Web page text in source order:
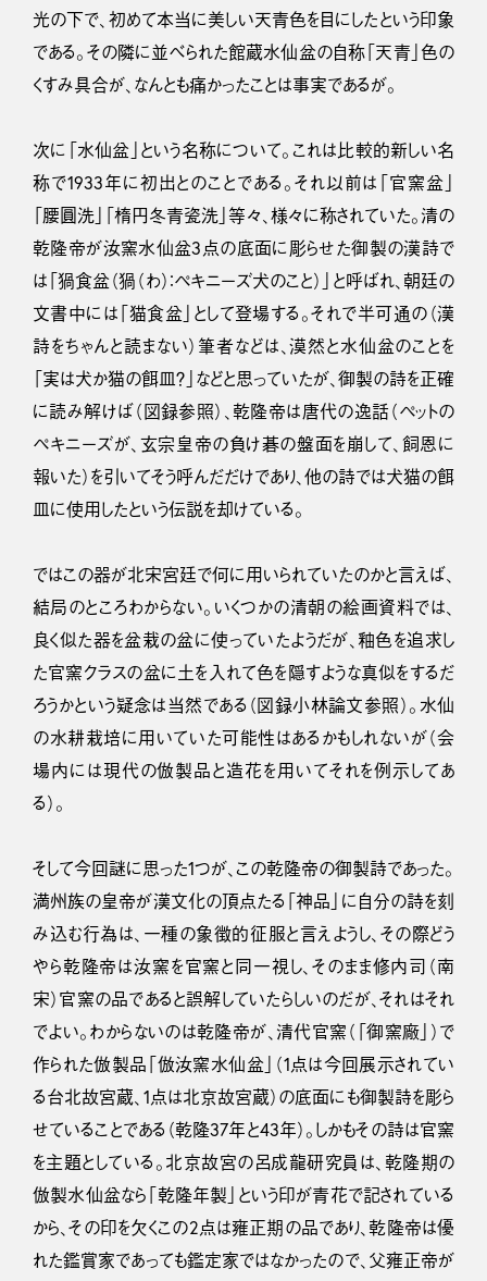
光の下で、初めて本当に美しい天青色を目にしたという印象
である。その隣に並べられた館蔵水仙盆の自称「天青」色の
くすみ具合が、なんとも痛かったことは事実であるが。
次に「水仙盆」という名称について。これは比較的新しい名
称で1933年に初出とのことである。それ以前は「官窯盆」
「腰圓洗」「楕円冬青瓷洗」等々、様々に称されていた。清の
乾隆帝が汝窯水仙盆3点の底面に彫らせた御製の漢詩で
は「猧食盆（猧（わ）：ペキニーズ犬のこと）」と呼ばれ、朝廷の
文書中には「猫食盆」として登場する。それで半可通の（漢
詩をちゃんと読まない）筆者などは、漠然と水仙盆のことを
「実は犬か猫の餌皿？」などと思っていたが、御製の詩を正確
に読み解けば（図録参照）、乾隆帝は唐代の逸話（ペットの
ペキニーズが、玄宗皇帝の負け碁の盤面を崩して、飼恩に
報いた）を引いてそう呼んだだけであり、他の詩では犬猫の餌
皿に使用したという伝説を却けている。
ではこの器が北宋宮廷で何に用いられていたのかと言えば、
結局のところわからない。いくつかの清朝の絵画資料では、
良く似た器を盆栽の盆に使っていたようだが、釉色を追求し
た官窯クラスの盆に土を入れて色を隠すような真似をするだ
ろうかという疑念は当然である（図録小林論文参照）。水仙
の水耕栽培に用いていた可能性はあるかもしれないが（会
場内には現代の倣製品と造花を用いてそれを例示してあ
る）。
そして今回謎に思った1つが、この乾隆帝の御製詩であった。
満州族の皇帝が漢文化の頂点たる「神品」に自分の詩を刻
み込む行為は、一種の象徴的征服と言えようし、その際どう
やら乾隆帝は汝窯を官窯と同一視し、そのまま修内司（南
宋）官窯の品であると誤解していたらしいのだが、それはそれ
でよい。わからないのは乾隆帝が、清代官窯（「御窯廠」）で
作られた倣製品「倣汝窯水仙盆」（1点は今回展示されてい
る台北故宮蔵、1点は北京故宮蔵）の底面にも御製詩を彫ら
せていることである（乾隆37年と43年）。しかもその詩は官窯
を主題としている。北京故宮の呂成龍研究員は、乾隆期の
倣製水仙盆なら「乾隆年製」という印が青花で記されている
から、その印を欠くこの2点は雍正期の品であり、乾隆帝は優
れた鑑賞家であっても鑑定家ではなかったので、父雍正帝が